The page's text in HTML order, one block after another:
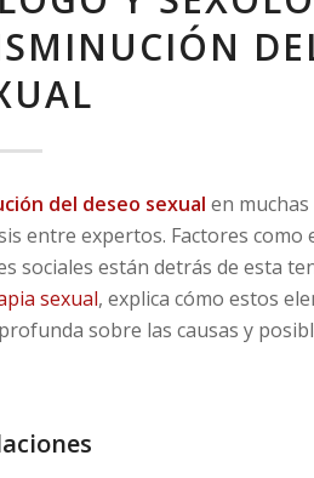
del deseo sexual en
entre expertos. Factores como
sociales están detrás de esta
sexual, explica cómo estos
sobre las causas y